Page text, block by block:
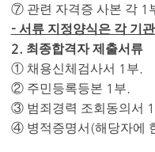
⑦ 관련 자격증 사본 각 1
- 서류 지정양식은 각 기
2. 최종합격자 제출서류
① 채용신체검사서 1 부.
② 주민등록등본 1 부.
③ 범죄경력 조회동의서 1
④ 병적증명서 (해당자에